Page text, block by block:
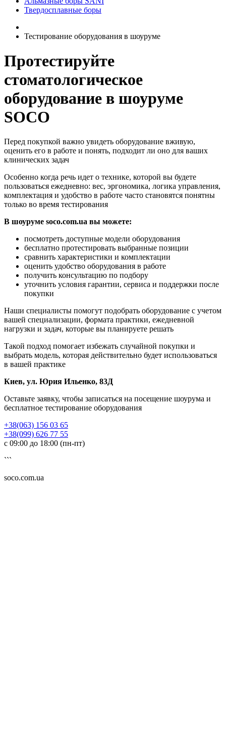
Твердосплавные боры
Тестирование оборудования в шоуруме
Протестируйте
стоматологическое
оборудование в шоуруме
SOCO
Перед покупкой важно увидеть оборудование вживую,
оценить его в работе и понять, подходит ли оно для ваших
клинических задач
Особенно когда речь идет о технике, которой вы будете
пользоваться ежедневно: вес, эргономика, логика управления,
комплектация и удобство в работе часто становятся понятны
только во время тестирования
В шоуруме soco.com.ua вы можете:
посмотреть доступные модели оборудования
бесплатно протестировать выбранные позиции
сравнить характеристики и комплектации
оценить удобство оборудования в работе
получить консультацию по подбору
уточнить условия гарантии, сервиса и поддержки после
покупки
Наши специалисты помогут подобрать оборудование с учетом
вашей специализации, формата практики, ежедневной
нагрузки и задач, которые вы планируете решать
Такой подход помогает избежать случайной покупки и
выбрать модель, которая действительно будет использоваться
в вашей практике
Киев, ул. Юрия Ильенко, 83Д
Оставьте заявку, чтобы записаться на посещение шоурума и
бесплатное тестирование оборудования
+38(063) 156 03 65
+38(099) 626 77 55
с 09:00 до 18:00 (пн-пт)
```
soco.com.ua